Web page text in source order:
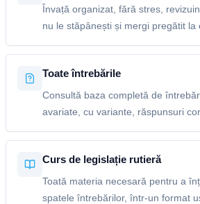
Învață organizat, fără stres,
nu le stăpânești și mergi pregătit la
Toate întrebările
Consultă baza completă de
avariate, cu variante, răspunsuri
Curs de legislație rutieră
Toată materia necesară pentru a
spatele întrebărilor, într-un format